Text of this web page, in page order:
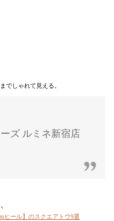
でしゃれて見える。
ズ ルミネ新宿店
ヒール】のスクエアトウ9選